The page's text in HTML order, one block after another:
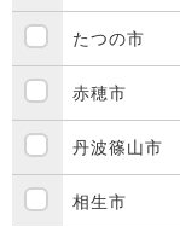
たつの市
赤穂市
丹波篠山市
相生市